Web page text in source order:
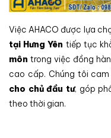
Việc AHACO được lựa
tại Hưng Yên tiếp tục
môn trong việc đồng
cao cấp. Chúng tôi
cho chủ đầu tư, góp
theo thời gian.